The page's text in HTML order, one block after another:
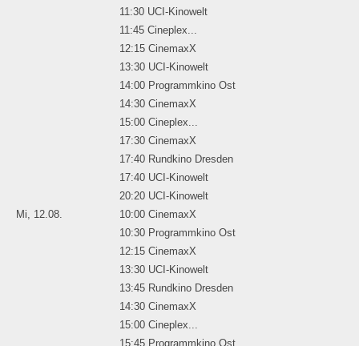
11:30 UCI-Kinowelt
11:45 Cineplex...
12:15 CinemaxX
13:30 UCI-Kinowelt
14:00 Programmkino Ost
14:30 CinemaxX
15:00 Cineplex...
17:30 CinemaxX
17:40 Rundkino Dresden
17:40 UCI-Kinowelt
20:20 UCI-Kinowelt
Mi, 12.08.
10:00 CinemaxX
10:30 Programmkino Ost
12:15 CinemaxX
13:30 UCI-Kinowelt
13:45 Rundkino Dresden
14:30 CinemaxX
15:00 Cineplex...
15:45 Programmkino Ost